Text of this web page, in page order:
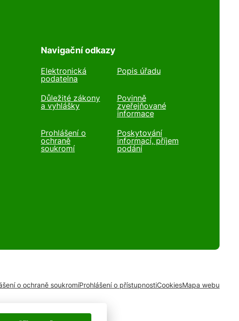
Navigační odkazy
Elektronická
podatelna
Popis úřadu
Důležité zákony
a vyhlášky
Povinně
zveřejňované
informace
Prohlášení o
ochraně
soukromí
Poskytování
informací, příjem
podání
o ochraně soukromíProhlášení o přístupnostiCookiesMapa webu